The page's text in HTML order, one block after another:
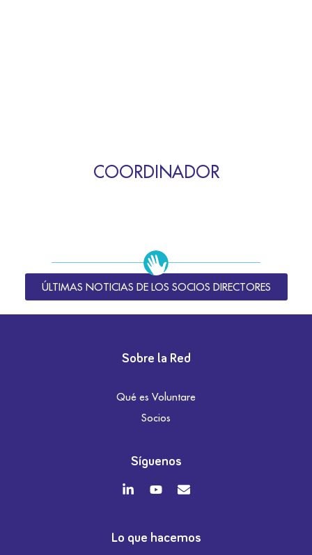
COORDINADOR
ÚLTIMAS NOTICIAS DE LOS SOCIOS DIRECTORES
Sobre la Red
Qué es Voluntare
Socios
Síguenos
Lo que hacemos